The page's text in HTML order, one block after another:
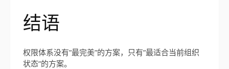
结语
权限体系没有”最完美”的方案，只有”最适合当前组织
状态”的方案。